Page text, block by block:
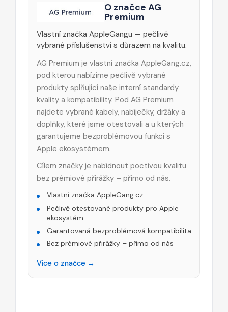
O značce AG
Premium
Vlastní značka AppleGangu — pečlivě
vybrané příslušenství s důrazem na kvalitu.
AG Premium je vlastní značka AppleGang.cz,
pod kterou nabízíme pečlivě vybrané
produkty splňující naše interní standardy
kvality a kompatibility. Pod AG Premium
najdete vybrané kabely, nabíječky, držáky a
doplňky, které jsme otestovali a u kterých
garantujeme bezproblémovou funkci s
Apple ekosystémem.
Cílem značky je nabídnout poctivou kvalitu
bez prémiové přirážky – přímo od nás.
Vlastní značka AppleGang.cz
Pečlivě otestované produkty pro Apple
ekosystém
Garantovaná bezproblémová kompatibilita
Bez prémiové přirážky – přímo od nás
Více o značce →